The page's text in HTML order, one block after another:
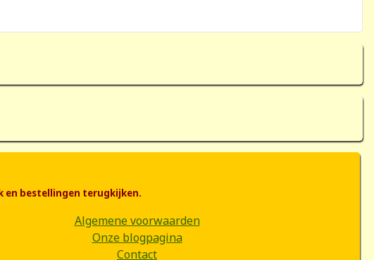
en bestellingen terugkijken.
Algemene voorwaarden
Onze blogpagina
Contact